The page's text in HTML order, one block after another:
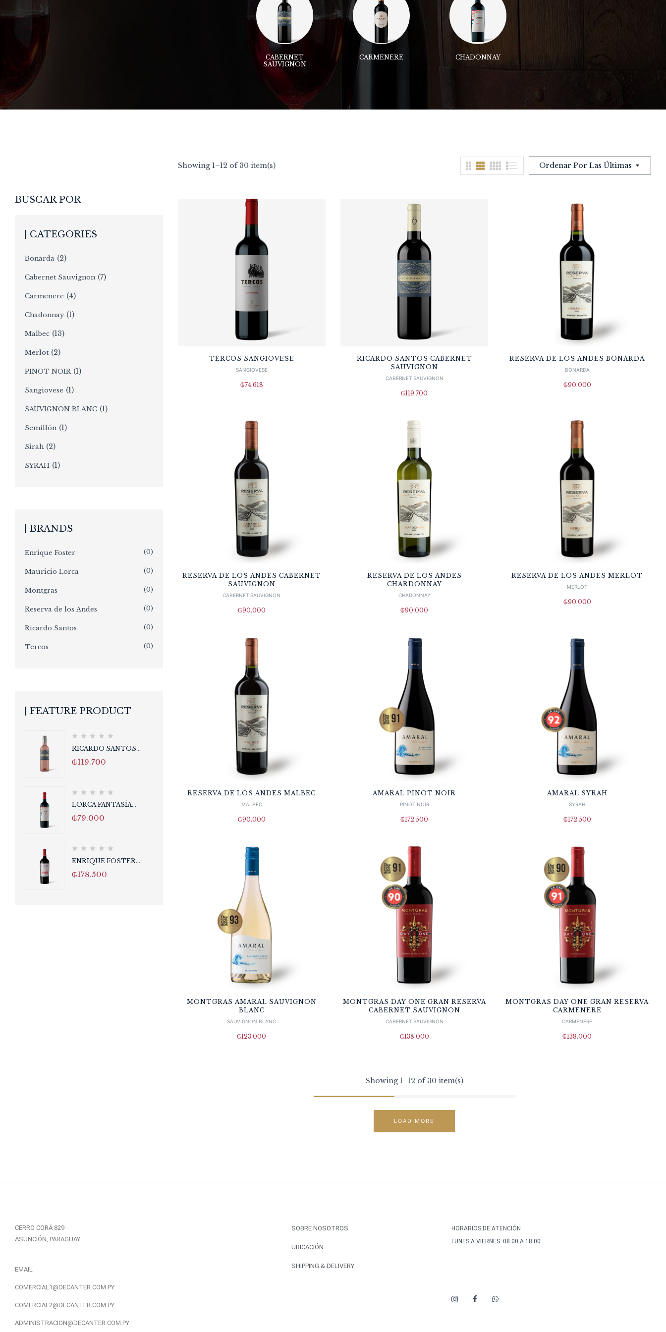
CABERNET
SAUVIGNON
CARMENERE CHADONNAY
BUSCAR POR
CATEGORIES
Bonarda (2)
Cabernet Sauvignon (7)
Carmenere (4)
Chadonnay (1)
Malbec (13)
Merlot (2)
PINOT NOIR (1)
Sangiovese (1)
SAUVIGNON BLANC (1)
Semillón (1)
Sirah (2)
SYRAH (1)
BRANDS
Enrique Foster (0)
Mauricio Lorca (0)
Montgras (0)
Reserva de los Andes (0)
Ricardo Santos (0)
Tercos (0)
FEATURE PRODUCT
RICARDO SANTOS
ROSADO
₲119.700
LORCA FANTASÍA
MALBEC
₲79.000
ENRIQUE FOSTER
RESERVA MALBEC
₲178.500
Ordenar Por Las Últimas
Showing 1–12 of 30 item(s)
TERCOS SANGIOVESE
SANGIOVESE
₲74.618
RICARDO SANTOS CABERNET
SAUVIGNON
CABERNET SAUVIGNON
₲119.700
RESERVA DE LOS ANDES BONARDA
BONARDA
₲90.000
RESERVA DE LOS ANDES CABERNET
SAUVIGNON
CABERNET SAUVIGNON
₲90.000
RESERVA DE LOS ANDES
CHARDONNAY
CHADONNAY
₲90.000
RESERVA DE LOS ANDES MERLOT
MERLOT
₲90.000
RESERVA DE LOS ANDES MALBEC
MALBEC
₲90.000
AMARAL PINOT NOIR
PINOT NOIR
₲172.500
AMARAL SYRAH
SYRAH
₲172.500
MONTGRAS AMARAL SAUVIGNON
BLANC
SAUVIGNON BLANC
₲123.000
MONTGRAS DAY ONE GRAN RESERVA
CABERNET SAUVIGNON
CABERNET SAUVIGNON
₲138.000
MONTGRAS DAY ONE GRAN RESERVA
CARMENERE
CARMENERE
₲138.000
Showing 1–12 of 30 item(s)
LOAD MORE
CERRO CORÁ 829
ASUNCIÓN, PARAGUAY
EMAIL
COMERCIAL1@DECANTER.COM.PY
COMERCIAL2@DECANTER.COM.PY
ADMINISTRACION@DECANTER.COM.PY
SOBRE NOSOTROS
UBICACIÓN
SHIPPING & DELIVERY
HORARIOS DE ATENCIÓN
LUNES A VIERNES: 08:00 A 18:00